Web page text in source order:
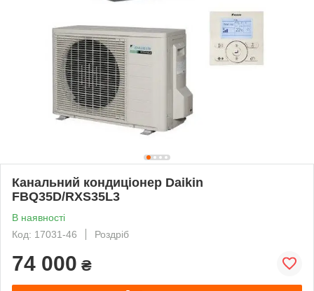
Канальний кондиціонер Daikin
FBQ35D/RXS35L3
В наявності
Код: 17031-46
Роздріб
74 000 ₴